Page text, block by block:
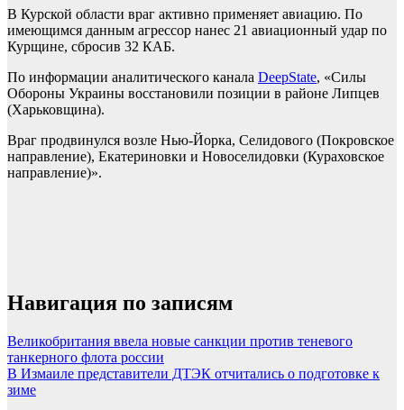
В Курской области враг активно применяет авиацию. По
имеющимся данным агрессор нанес 21 авиационный удар по
Курщине, сбросив 32 КАБ.
По информации аналитического канала DeepState, «Силы
Обороны Украины восстановили позиции в районе Липцев
(Харьковщина).
Враг продвинулся возле Нью-Йорка, Селидового (Покровское
направление), Екатериновки и Новоселидовки (Кураховское
направление)».
Навигация по записям
Великобритания ввела новые санкции против теневого
танкерного флота россии
В Измаиле представители ДТЭК отчитались о подготовке к
зиме